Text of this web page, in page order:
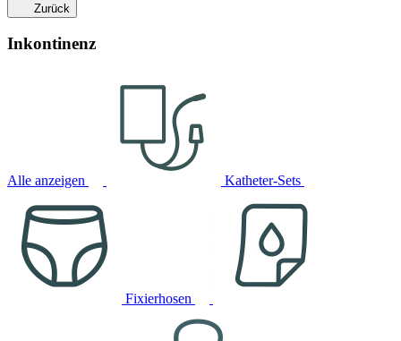
Zurück
Inkontinenz
Alle anzeigen Katheter-Sets
Fixierhosen